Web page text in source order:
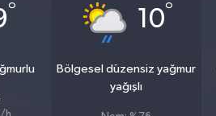
° 10°
Bölgesel düzensiz yağmur
yağışlı